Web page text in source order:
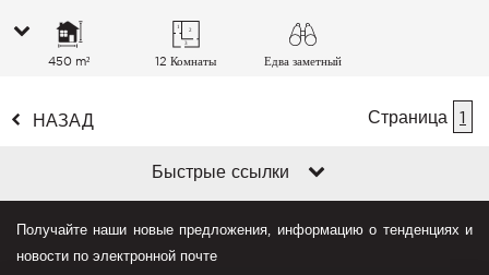
450 m² 12 Комнаты
Едва заметный
НАЗАД Страница 1
Быстрые ссылки
Получайте наши новые предложения, информацию о тенденциях и
новости по электронной почте